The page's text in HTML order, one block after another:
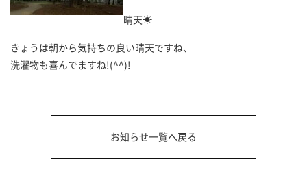
晴天☀
きょうは朝から気持ちの良い晴天ですね、
洗濯物も喜んでますね!(^^)!
お知らせ一覧へ戻る